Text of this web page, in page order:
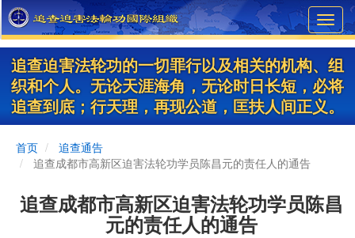
Skip
to
main
content
追查迫害法轮功的一切罪行以及相关的机构、组
织和个人。无论天涯海角，无论时日长短，必将
追查到底；行天理，再现公道，匡扶人间正义。
首页
追查通告
追查成都市高新区迫害法轮功学员陈昌元的责任人的通告
追查成都市高新区迫害法轮功学员陈昌
元的责任人的通告